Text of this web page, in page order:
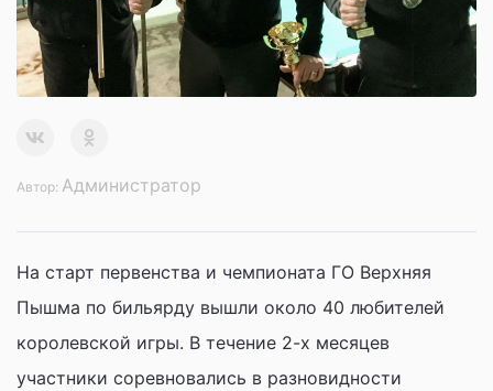
Автор: Администратор
На старт первенства и чемпионата ГО Верхняя
Пышма по бильярду вышли около 40 любителей
королевской игры. В течение 2-х месяцев
участники соревновались в разновидности